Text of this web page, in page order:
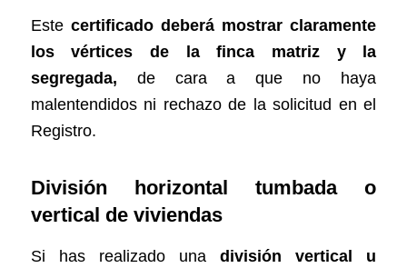
Este certificado deberá mostrar claramente
los vértices de la finca matriz y la
segregada, de cara a que no haya
malentendidos ni rechazo de la solicitud en el
Registro.
División horizontal tumbada o
vertical de viviendas
Si has realizado unadivisión vertical u